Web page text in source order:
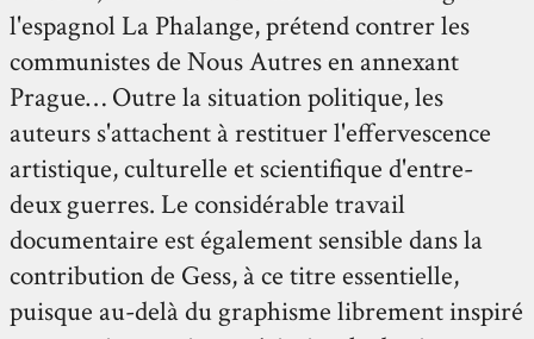
l'espagnol La Phalange, prétend contrer les
communistes de Nous Autres en annexant
Prague… Outre la situation politique, les
auteurs s'attachent à restituer l'effervescence
artistique, culturelle et scientifique d'entre-
deux guerres. Le considérable travail
documentaire est également sensible dans la
contribution de Gess, à ce titre essentielle,
puisque au-delà du graphisme librement inspiré